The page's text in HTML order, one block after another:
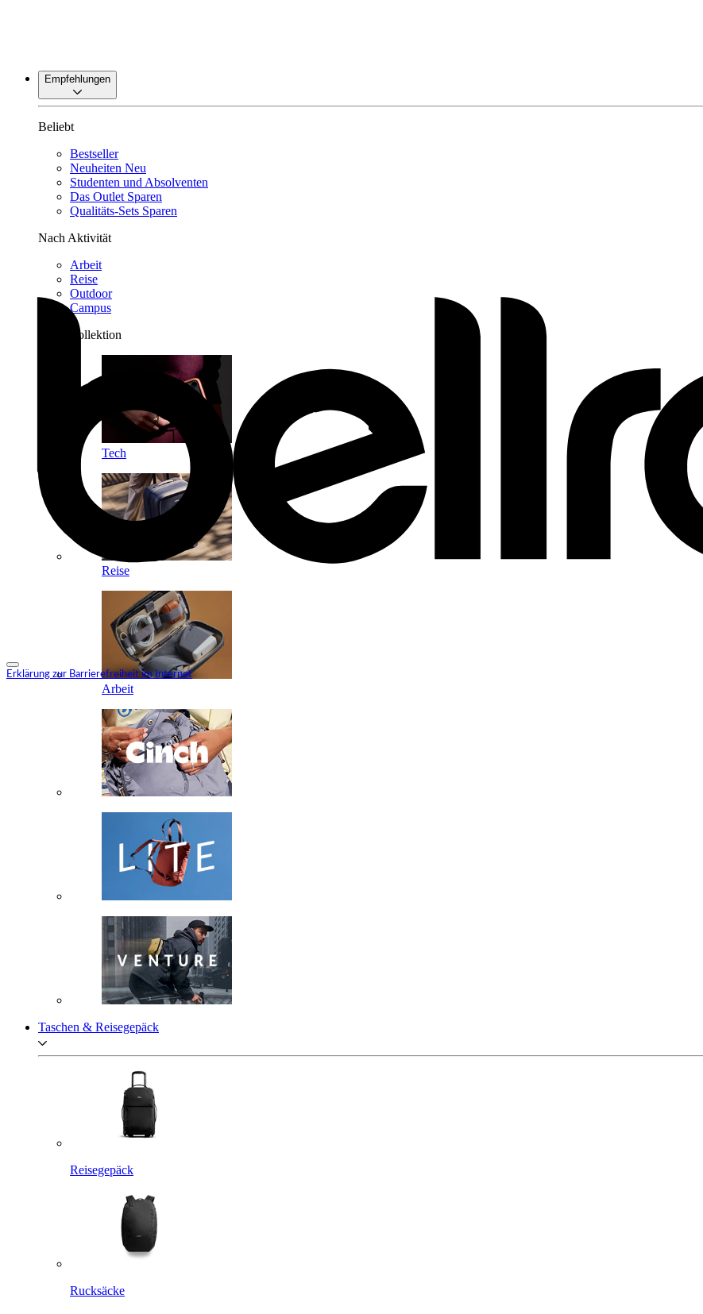
Erklärung zur Barrierefreiheit im Internet
Empfehlungen
Beliebt
Bestseller
Neuheiten Neu
Studenten und Absolventen
Das Outlet Sparen
Qualitäts-Sets Sparen
Nach Aktivität
Arbeit
Reise
Outdoor
Campus
Nach Kollektion
Tech
Reise
Arbeit
Taschen & Reisegepäck
Reisegepäck
Rucksäcke